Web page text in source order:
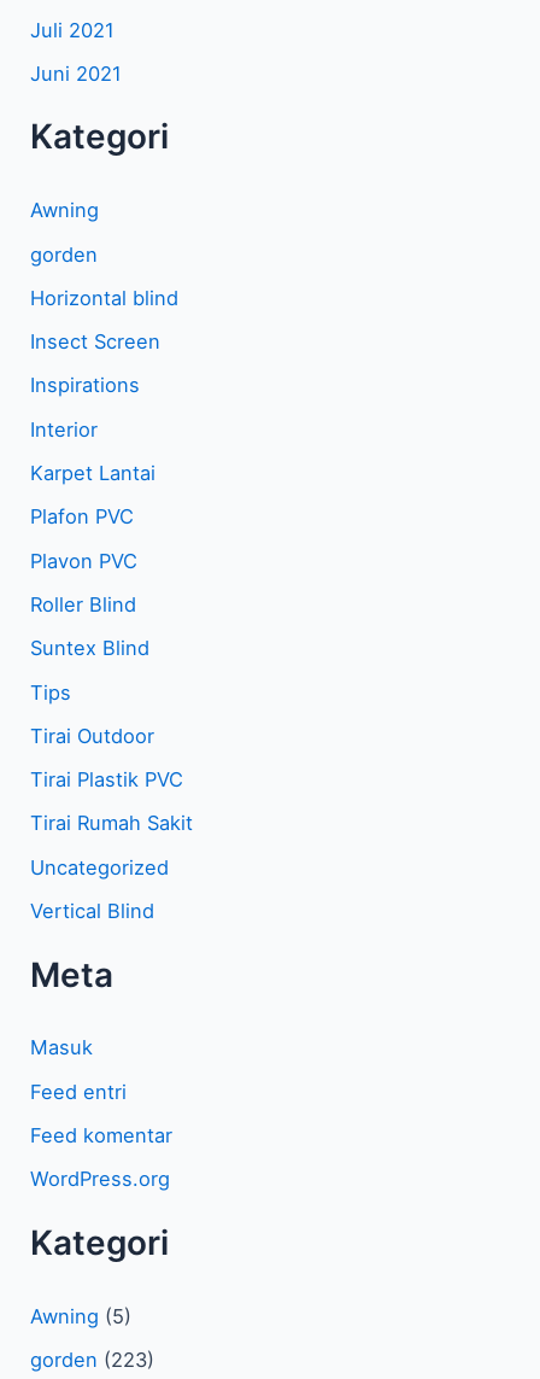
Juli 2021
Juni 2021
Kategori
Awning
gorden
Horizontal blind
Insect Screen
Inspirations
Interior
Karpet Lantai
Plafon PVC
Plavon PVC
Roller Blind
Suntex Blind
Tips
Tirai Outdoor
Tirai Plastik PVC
Tirai Rumah Sakit
Uncategorized
Vertical Blind
Meta
Masuk
Feed entri
Feed komentar
WordPress.org
Kategori
Awning (5)
gorden (223)